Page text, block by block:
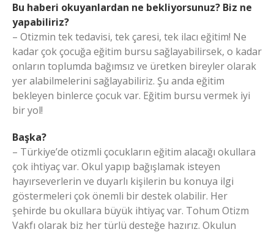
Bu haberi okuyanlardan ne bekliyorsunuz? Biz ne
yapabiliriz?
– Otizmin tek tedavisi, tek çaresi, tek ilacı eğitim! Ne
kadar çok çocuğa eğitim bursu sağlayabilirsek, o kadar
onların toplumda bağımsız ve üretken bireyler olarak
yer alabilmelerini sağlayabiliriz. Şu anda eğitim
bekleyen binlerce çocuk var. Eğitim bursu vermek iyi
bir yol!
Başka?
– Türkiye’de otizmli çocukların eğitim alacağı okullara
çok ihtiyaç var. Okul yapıp bağışlamak isteyen
hayırseverlerin ve duyarlı kişilerin bu konuya ilgi
göstermeleri çok önemli bir destek olabilir. Her
şehirde bu okullara büyük ihtiyaç var. Tohum Otizm
Vakfı olarak biz her türlü desteğe hazırız. Okulun